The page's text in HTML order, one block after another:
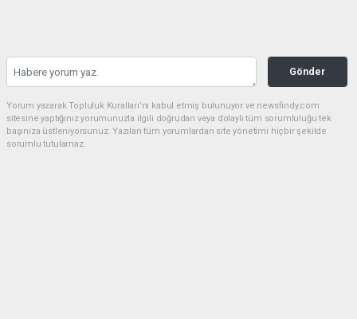
Gönder
Yorum yazarak Topluluk Kuralları’nı kabul etmiş bulunuyor ve newsfindy.com
sitesine yaptığınız yorumunuzla ilgili doğrudan veya dolaylı tüm sorumluluğu tek
başınıza üstleniyorsunuz. Yazılan tüm yorumlardan site yönetimi hiçbir şekilde
sorumlu tutulamaz.